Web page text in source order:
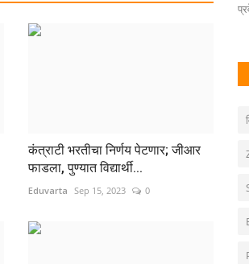
कंत्राटी भरतीचा निर्णय पेटणार; जीआर
फाडला, पुण्यात विद्यार्थी...
Eduvarta Sep 15, 2023 0